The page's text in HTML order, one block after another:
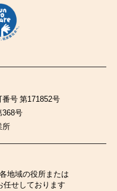
号 第171852号
号
所
地域の役所または
せしております